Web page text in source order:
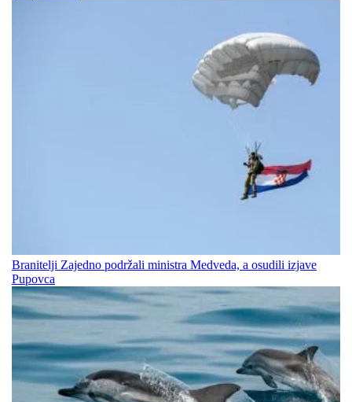
Branitelji Zajedno podržali ministra Medveda, a osudili izjave
Pupovca